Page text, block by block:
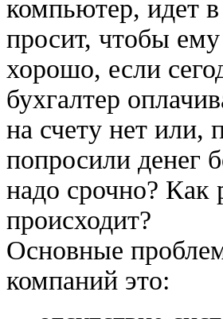
компьютер, идет
просит, чтобы
хорошо, если
бухгалтер
на счету нет или,
попросили денег
надо срочно? Как
происходит?
Основные
компаний это: